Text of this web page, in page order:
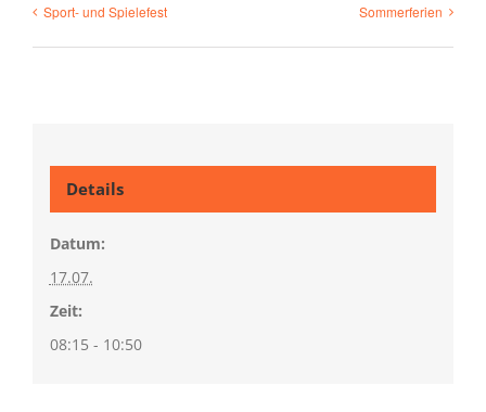
Sport- und Spielefest Sommerferien
Details
Datum:
17.07.
Zeit:
08:15 - 10:50